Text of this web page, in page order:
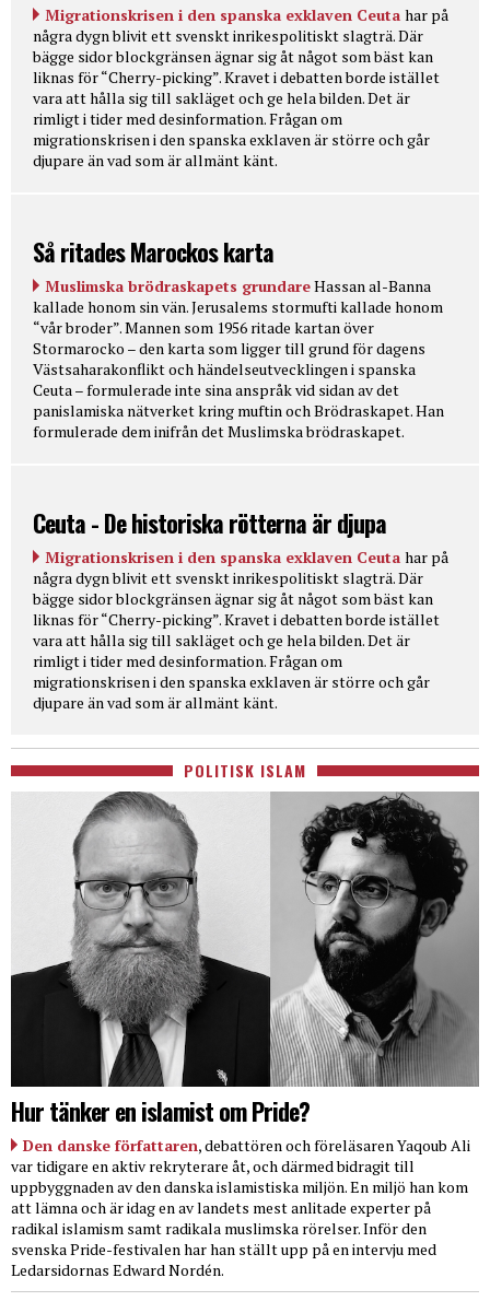
Migrationskrisen i den spanska exklaven Ceuta har på
några dygn blivit ett svenskt inrikespolitiskt slagträ. Där
bägge sidor blockgränsen ägnar sig åt något som bäst kan
liknas för “Cherry-picking”. Kravet i debatten borde istället
vara att hålla sig till sakläget och ge hela bilden. Det är
rimligt i tider med desinformation. Frågan om
migrationskrisen i den spanska exklaven är större och går
djupare än vad som är allmänt känt.
Så ritades Marockos karta
Muslimska brödraskapets grundareHassan al-Banna
kallade honom sin vän. Jerusalems stormufti kallade honom
“vår broder”. Mannen som 1956 ritade kartan över
Stormarocko – den karta som ligger till grund för dagens
Västsaharakonflikt och händelseutvecklingen i spanska
Ceuta – formulerade inte sina anspråk vid sidan av det
panislamiska nätverket kring muftin och Brödraskapet. Han
formulerade dem inifrån det Muslimska brödraskapet.
Ceuta - De historiska rötterna är djupa
Migrationskrisen i den spanska exklaven Ceuta har på
några dygn blivit ett svenskt inrikespolitiskt slagträ. Där
bägge sidor blockgränsen ägnar sig åt något som bäst kan
liknas för “Cherry-picking”. Kravet i debatten borde istället
vara att hålla sig till sakläget och ge hela bilden. Det är
rimligt i tider med desinformation. Frågan om
migrationskrisen i den spanska exklaven är större och går
djupare än vad som är allmänt känt.
POLITISK ISLAM
Hur tänker en islamist om Pride?
Den danske författaren, debattören och föreläsaren Yaqoub Ali
var tidigare en aktiv rekryterare åt, och därmed bidragit till
uppbyggnaden av den danska islamistiska miljön. En miljö han kom
att lämna och är idag en av landets mest anlitade experter på
radikal islamism samt radikala muslimska rörelser. Inför den
svenska Pride-festivalen har han ställt upp på en intervju med
Ledarsidornas Edward Nordén.